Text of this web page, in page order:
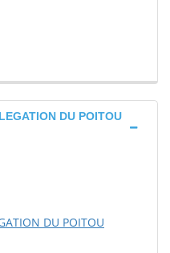
DU POITOU
DU POITOU